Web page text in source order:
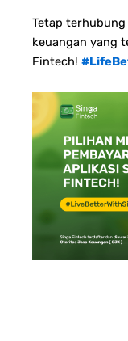
Tetap
keuangan yang
Fintech!